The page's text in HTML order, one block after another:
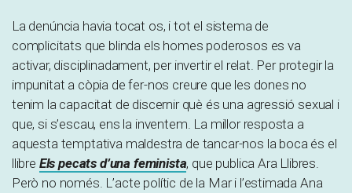
La denúncia havia tocat os, i tot el sistema de
complicitats que blinda els homes poderosos es va
activar, disciplinadament, per invertir el relat. Per protegir la
impunitat a còpia de fer-nos creure que les dones no
tenim la capacitat de discernir què és una agressió sexual i
que, si s’escau, ens la inventem. La millor resposta a
aquesta temptativa maldestra de tancar-nos la boca és el
llibre Els pecats d’una feminista, que publica Ara Llibres.
Però no només. L’acte polític de la Mar i l’estimada Ana